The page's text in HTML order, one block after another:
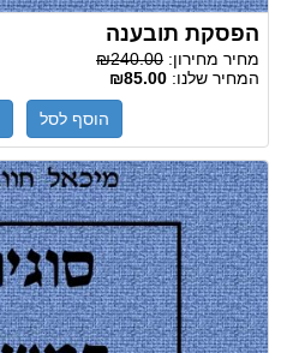
הפסקת תובענה
מחיר מחירון: ₪240.00
המחיר שלנו: ₪85.00
הוסף לסל